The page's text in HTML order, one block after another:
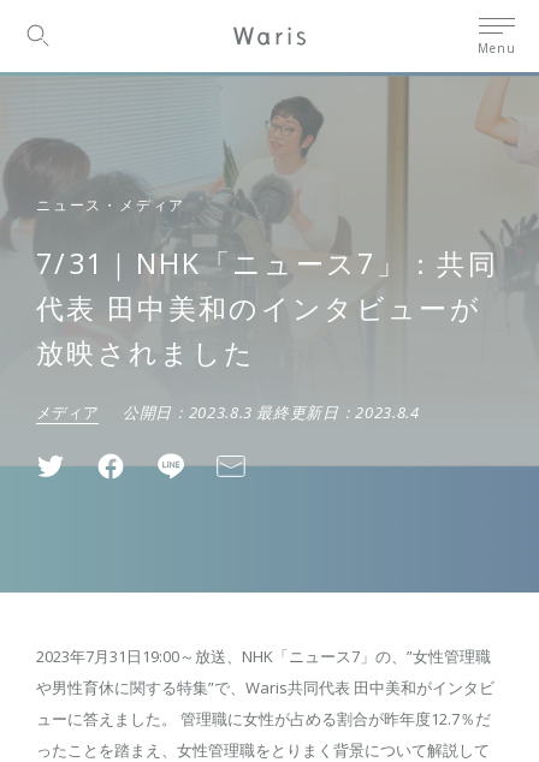
Menu
ニュース・メディア
7/31｜NHK「ニュース7」：共同
代表 田中美和のインタビューが
放映されました
メディア 公開日： 2023.8.3 最終更新日：2023.8.4
2023年7月31日19:00～放送、NHK「ニュース7」の、”女性管理職
や男性育休に関する特集”で、Waris共同代表 田中美和がインタビ
ューに答えました。 管理職に女性が占める割合が昨年度12.7％だ
ったことを踏まえ、女性管理職をとりまく背景について解説して